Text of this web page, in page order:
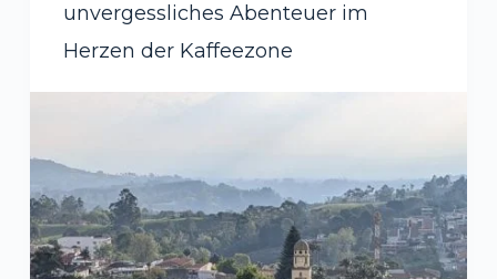
unvergessliches Abenteuer im
Herzen der Kaffeezone